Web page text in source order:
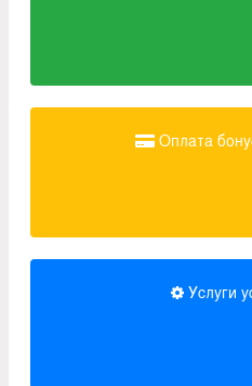
Оплата
Услуги